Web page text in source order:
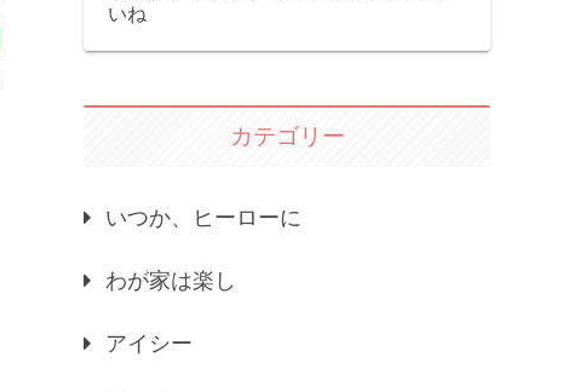
いね
カテゴリー
いつか、ヒーローに
わが家は楽し
アイシー